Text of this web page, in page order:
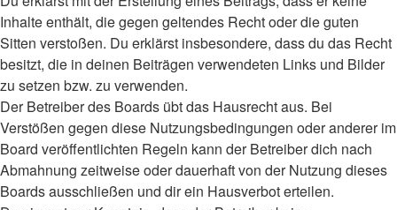
Inhalte enthält, die gegen geltendes Recht oder die guten
Sitten verstoßen. Du erklärst insbesondere, dass du das Recht
besitzt, die in deinen Beiträgen verwendeten Links und Bilder
zu setzen bzw. zu verwenden.
Der Betreiber des Boards übt das Hausrecht aus. Bei
Verstößen gegen diese Nutzungsbedingungen oder anderer im
Board veröffentlichten Regeln kann der Betreiber dich nach
Abmahnung zeitweise oder dauerhaft von der Nutzung dieses
Boards ausschließen und dir ein Hausverbot erteilen.